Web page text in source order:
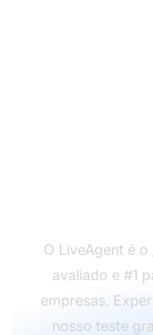
O LiveAgent é o
avaliado e #1
empresas.
nosso teste